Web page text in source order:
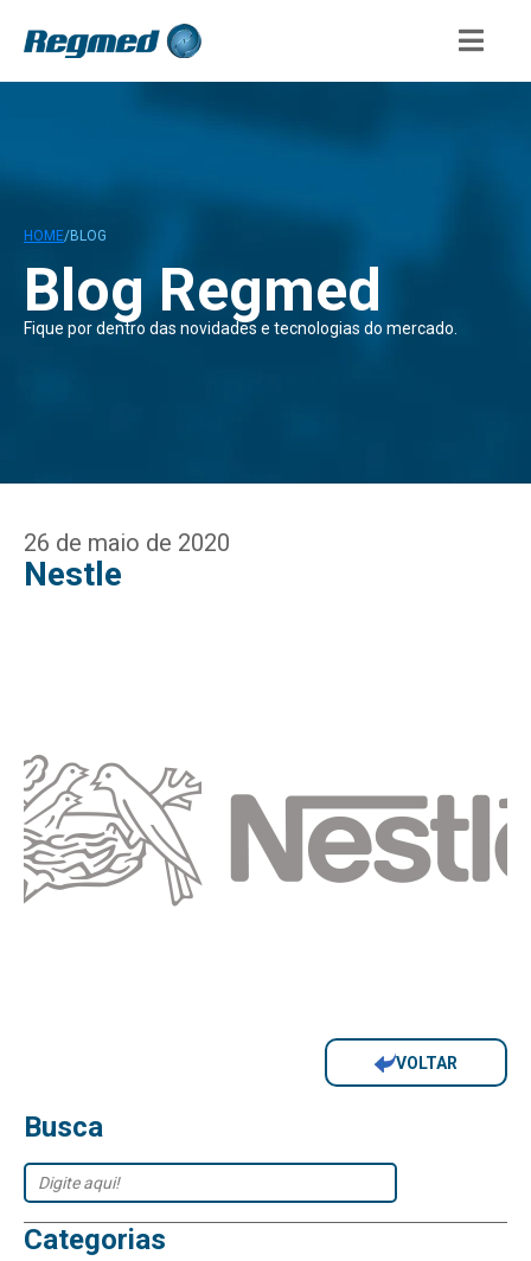
HOME/BLOG
Blog Regmed
Fique por dentro das novidades e tecnologias do mercado.
26 de maio de 2020
Nestle
VOLTAR
Busca
Categorias